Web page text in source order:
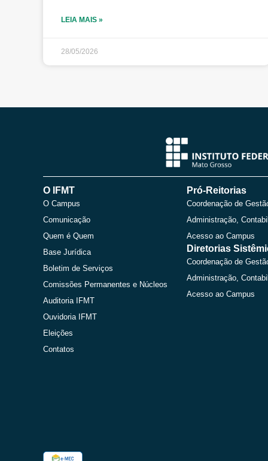
LEIA MAIS »
28/05/2026
O IFMT
O Campus
Comunicação
Quem é Quem
Base Jurídica
Boletim de Serviços
Comissões Permanentes e Núcleos
Auditoria IFMT
Ouvidoria IFMT
Eleições
Contatos
Pró-Reitorias
Coordenação de
Administração,
Acesso ao Campus
Diretorias
Coordenação de
Administração,
Acesso ao Campus